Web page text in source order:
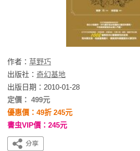
作者： 草野巧
出版社： 奇幻基地
出版日期：2010-01-28
定價： 499元
優惠價：49折 245元
書虫VIP價：245元